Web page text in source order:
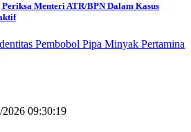
Menteri ATR/BPN Dalam Kasus
2026 09:30:19